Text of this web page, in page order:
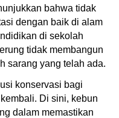
bahwa tidak
dengan baik di alam
di sekolah
tidak membangun
sarang yang telah ada.
konservasi bagi
Di sini, kebun
dalam memastikan